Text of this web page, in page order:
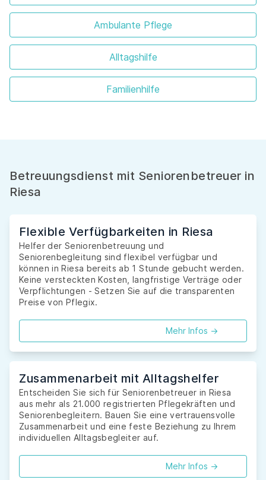
Ambulante Pflege
Alltagshilfe
Familienhilfe
Betreuungsdienst mit Seniorenbetreuer in
Riesa
Flexible Verfügbarkeiten in Riesa
Helfer der Seniorenbetreuung und
Seniorenbegleitung sind flexibel verfügbar und
können in Riesa bereits ab 1 Stunde gebucht werden.
Keine versteckten Kosten, langfristige Verträge oder
Verpflichtungen - Setzen Sie auf die transparenten
Preise von Pflegix.
Mehr Infos ->
Zusammenarbeit mit Alltagshelfer
Entscheiden Sie sich für Seniorenbetreuer in Riesa
aus mehr als 21.000 registrierten Pflegekräften und
Seniorenbegleitern. Bauen Sie eine vertrauensvolle
Zusammenarbeit und eine feste Beziehung zu Ihrem
individuellen Alltagsbegleiter auf.
Mehr Infos ->